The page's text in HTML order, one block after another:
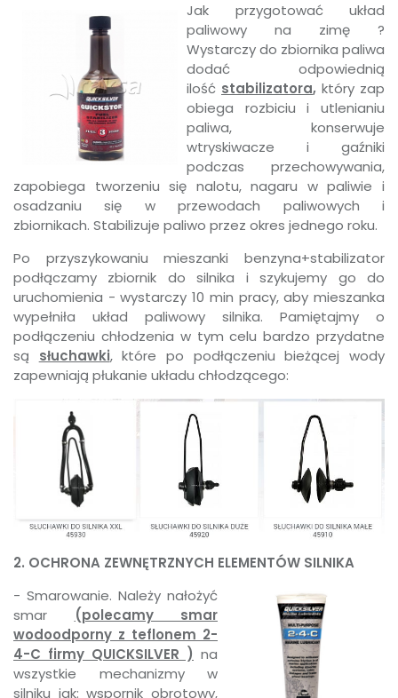
Jak przygotować układ
paliwowy na zimę ?
Wystarczy do zbiornika paliwa
dodać odpowiednią
ilość stabilizatora, który zap
obiega rozbiciu i utlenianiu
paliwa, konserwuje
wtryskiwacze i gaźniki
podczas przechowywania,
zapobiega tworzeniu się nalotu, nagaru w paliwie i
osadzaniu się w przewodach paliwowych i
zbiornikach. Stabilizuje paliwo przez okres jednego roku.
Po przyszykowaniu mieszanki benzyna+stabilizator
podłączamy zbiornik do silnika i szykujemy go do
uruchomienia - wystarczy 10 min pracy, aby mieszanka
wypełniła układ paliwowy silnika. Pamiętajmy o
podłączeniu chłodzenia w tym celu bardzo przydatne
są słuchawki, które po podłączeniu bieżącej wody
zapewniają płukanie układu chłodzącego:
2. OCHRONA ZEWNĘTRZNYCH ELEMENTÓW SILNIKA
- Smarowanie. Należy nałożyć
smar
(polecamy smar
wodoodporny z teflonem 2-
4-C firmy QUICKSILVER ) na
wszystkie mechanizmy w
silniku jak: wspornik obrotowy,